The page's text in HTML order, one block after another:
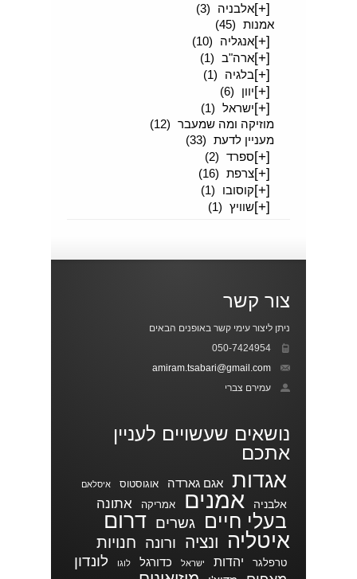
[+]אלבניה
(3)
אמנות (45)
[+]אנגליה (10)
[+]ארה"ב (1)
[+]בלגיה (1)
[+]יוון (6)
[+]ישראל (1)
מוזיקה ומה שמעבר (12)
מעניין לדעת (33)
[+]ספרד (2)
[+]צרפת (16)
[+]קוסובו (1)
[+]שוויץ (1)
צור קשר
ניתן ליצור עימי קשר באופנים הבאים
050-7424954
amiram.tsabari@gmail.com
עמירם צברי
נושאים שעשויים לעניין
אתכם
אגדות אגם גארדה אוגוסטוס איסלאם
אלבניה אמנים אמריקה אתונה
בעלי חיים גשרים דרום
איטליה
ונציה ורונה חנויות
טרפלגר יהדות ישראל כדורגל לוגו לונדון